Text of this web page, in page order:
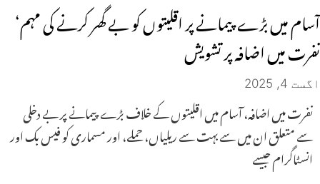
آسام میں بڑے پیمانے پر اقلیتوں کو بے گھر کرنے کی مہم‘
نفرت میں اضافہ پر تشویش
اگست 4, 2025
نفرت میں اضافہ، آسام میں اقلیتوں کے خلاف بڑے پیمانے پر بے دخلی
سے متعلق ان میں سے بہت سے ریلیاں، حملے، اور مسماری کو فیس بک اور
انسٹاگرام جیسے